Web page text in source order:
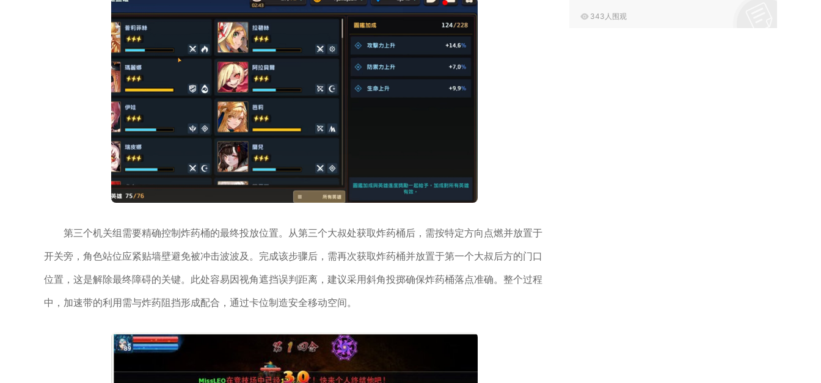
第三个机关组需要精确控制炸药桶的最终投放位置。从第三个大叔处获取炸药桶后，需按特定方向点燃并放置于
开关旁，角色站位应紧贴墙壁避免被冲击波波及。完成该步骤后，需再次获取炸药桶并放置于第一个大叔后方的门口
位置，这是解除最终障碍的关键。此处容易因视角遮挡误判距离，建议采用斜角投掷确保炸药桶落点准确。整个过程
中，加速带的利用需与炸药阻挡形成配合，通过卡位制造安全移动空间。
343人围观